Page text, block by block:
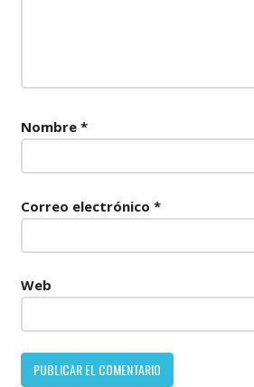
Nombre *
Correo electrónico *
Web